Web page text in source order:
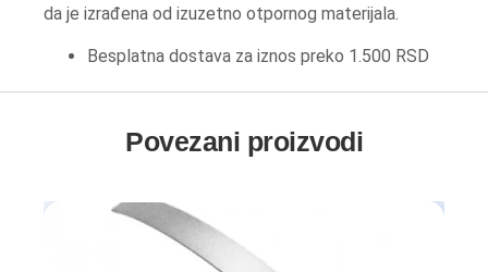
da je izrađena od izuzetno otpornog materijala.
Besplatna dostava za iznos preko 1.500 RSD
Povezani proizvodi